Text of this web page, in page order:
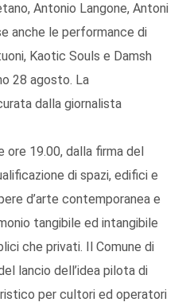
Antonio Langone, Antoni
anche le performance di
Kaotic Souls e Damsh
28 agosto. La
dalla giornalista
ore 19.00, dalla firma del
di spazi, edifici e
d’arte contemporanea e
tangibile ed intangibile
che privati. Il Comune di
lancio dell’idea pilota di
per cultori ed operatori